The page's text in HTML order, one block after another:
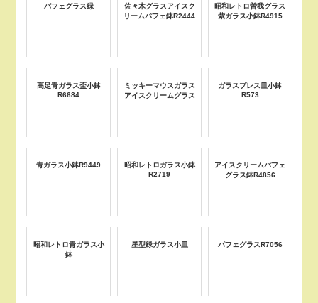
パフェグラス緑
佐々木グラスアイスク
リームパフェ鉢R2444
昭和レトロ曽我グラス
紫ガラス小鉢R4915
高足青ガラス盃小鉢
R6684
ミッキーマウスガラス
アイスクリームグラス
ガラスプレス皿小鉢
R573
青ガラス小鉢R9449
昭和レトロガラス小鉢
R2719
アイスクリームパフェ
グラス鉢R4856
昭和レトロ青ガラス小
鉢
星型緑ガラス小皿 パフェグラスR7056